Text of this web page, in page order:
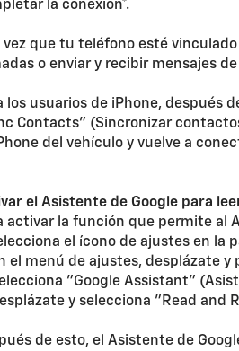
la conexión*.
vez que tu teléfono esté
o enviar y recibir mensajes
los usuarios de iPhone,
Contacts" (Sincronizar
del vehículo y vuelve a
el Asistente de Google para
activar la función que permite al
el ícono de ajustes en la
el menú de ajustes, desplázate y
"Google Assistant"
y selecciona "Read and
de esto, el Asistente de